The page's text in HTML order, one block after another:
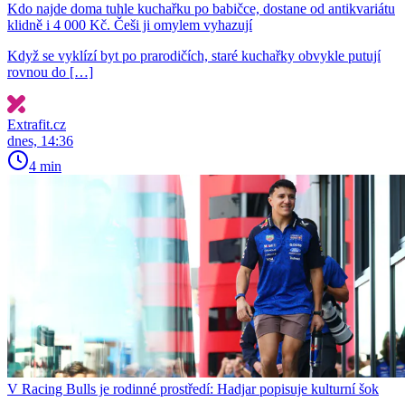
Kdo najde doma tuhle kuchařku po babičce, dostane od antikvariátu
klidně i 4 000 Kč. Češi ji omylem vyhazují
Když se vyklízí byt po prarodičích, staré kuchařky obvykle putují
rovnou do […]
Extrafit.cz
dnes, 14:36
4 min
V Racing Bulls je rodinné prostředí: Hadjar popisuje kulturní šok